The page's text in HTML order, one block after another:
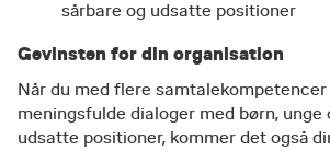
sårbare og udsatte positioner
Gevinsten for din organisation
Når du med flere
meningsfulde dialoger med børn, unge
udsatte positioner, kommer det også